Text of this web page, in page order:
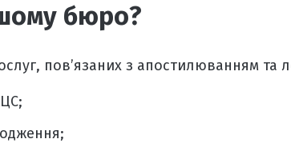
бюро?
пов’язаних з апостилюванням та